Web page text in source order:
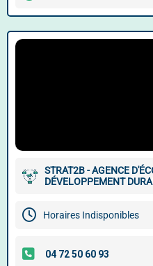
STRAT2B - AGENCE
DÉVELOPPEMENT
Horaires Indisponibles